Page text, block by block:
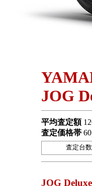
JOG
平均査定額
査定価格帯
査定台
JOG